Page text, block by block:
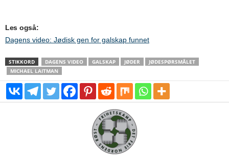
Les også:
Dagens video: Jødisk gen for galskap funnet
STIKKORD DAGENS VIDEO GALSKAP JØDER
JØDESPØRSMÅLET
MICHAEL LAITMAN